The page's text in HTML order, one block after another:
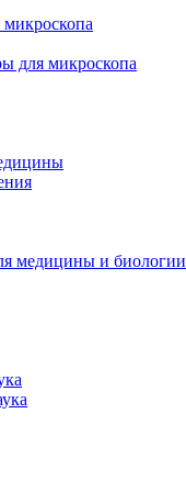
для микроскопа
медицины и биологии